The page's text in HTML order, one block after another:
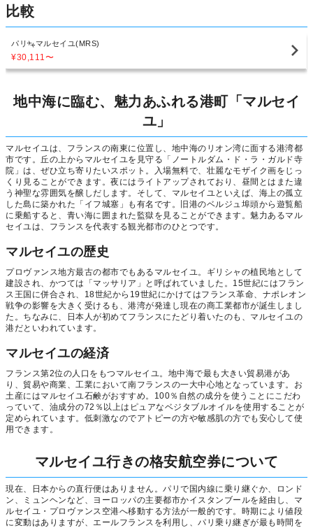
比較
パリ マルセイユ(MRS)
¥30,111〜
地中海に臨む、魅力あふれる港町「マルセイ
ユ」
マルセイユは、フランスの南東に位置し、地中海のリオン湾に面する港湾都
市です。丘の上からマルセイユを見守る「ノートルダム・ド・ラ・ガルド寺
院」は、ぜひ立ち寄りたいスポット。入場無料で、壮麗なモザイク画をじっ
くり見ることができます。夜にはライトアップされており、昼間とはまた違
う神聖な雰囲気を醸しだします。そして、マルセイユといえば、海上の孤立
した島に築かれた「イフ城塞」も有名です。旧港のベルジュ埠頭から遊覧船
に乗船すると、青い海に囲まれた監獄を見ることができます。魅力あるマル
セイユは、フランスを代表する観光都市のひとつです。
マルセイユの歴史
プロヴァンス地方最古の都市でもあるマルセイユ。ギリシャの植民地として
建設され、かつては「マッサリア」と呼ばれていました。15世紀にはフラン
ス王国に併合され、18世紀から19世紀にかけてはフランス革命、ナポレオン
戦争の影響を大きく受けるも、港湾が発達し現在の商工業都市が誕生しまし
た。ちなみに、日本人が初めてフランスにたどり着いたのも、マルセイユの
港だといわれています。
マルセイユの経済
フランス第2位の人口をもつマルセイユ。地中海で最も大きい貿易港があ
り、貿易や商業、工業において南フランスの一大中心地となっています。お
土産にはマルセイユ石鹸がおすすめ。100％自然の成分を使うことにこだわ
っていて、油成分の72％以上はピュアなベジタブルオイルを使用することが
定められています。低刺激なのでアトピーの方や敏感肌の方でも安心して使
用できます。
マルセイユ行きの格安航空券について
現在、日本からの直行便はありません。パリで国内線に乗り継ぐか、ロンド
ン、ミュンヘンなど、ヨーロッパの主要都市かイスタンブールを経由し、マ
ルセイユ・プロヴァンス空港へ移動する方法が一般的です。時期により値段
に変動はありますが、エールフランスを利用し、パリ乗り継ぎが最も時間を